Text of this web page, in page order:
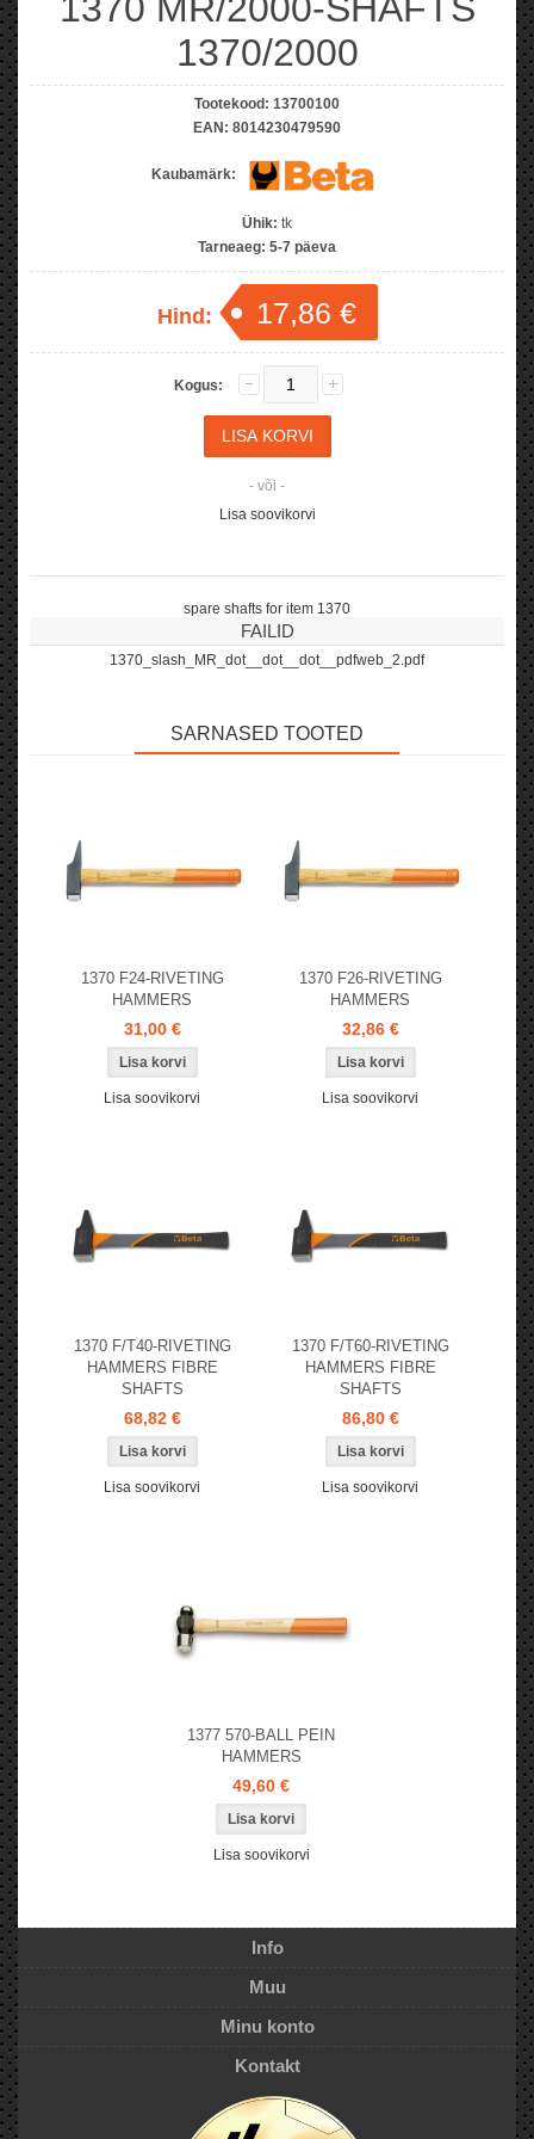
1370/2000
Tootekood: 13700100
EAN: 8014230479590
Kaubamärk:
Ühik: tk
Tarneaeg: 5-7 päeva
Hind: 17,86 €
Kogus:
- või -
Lisa soovikorvi
spare shafts for item 1370
FAILID
1370_slash_MR_dot__dot__dot__pdfweb_2.pdf
SARNASED TOOTED
1370 F24-RIVETING
HAMMERS
31,00 €
Lisa soovikorvi
1370 F26-RIVETING
HAMMERS
32,86 €
Lisa soovikorvi
1370 F/T40-RIVETING
HAMMERS FIBRE
SHAFTS
68,82 €
Lisa soovikorvi
1370 F/T60-RIVETING
HAMMERS FIBRE
SHAFTS
86,80 €
Lisa soovikorvi
1377 570-BALL PEIN
HAMMERS
49,60 €
Lisa soovikorvi
Info
Muu
Minu konto
Kontakt